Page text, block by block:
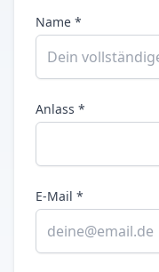
Name *
Anlass *
E-Mail *